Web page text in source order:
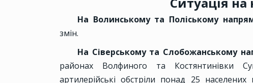
На Волинському та Поліському
змін.
На Сіверському та Слобожанському
районах Волфиного та Костянтинівки
артилерійські обстріли понад 25